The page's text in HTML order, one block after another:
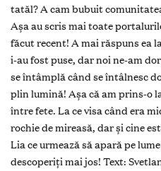
tatăl? A cam bubuit
Așa au scris mai toate
făcut recent! A mai răspuns ea
i-au fost puse, dar noi ne-am
se întâmplă când se întâlnesc
plin lumină! Așa că am prins-o
între fete. La ce visa când era
rochie de mireasă, dar și cine
Lia ce urmează să apară pe
descoperiți mai jos! Text: